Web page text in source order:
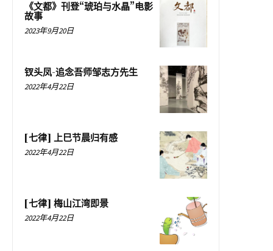
《文都》刊登“琥珀与水晶”电影
故事
2023年9月20日
钗头凤-追念吾师邹志方先生
2022年4月22日
[七律] 上巳节晨归有感
2022年4月22日
[七律] 梅山江湾即景
2022年4月22日